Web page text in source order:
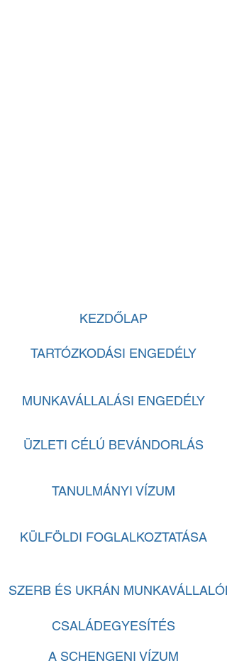
KEZDŐLAP
TARTÓZKODÁSI ENGEDÉLY
MUNKAVÁLLALÁSI ENGEDÉLY
ÜZLETI CÉLÚ BEVÁNDORLÁS
TANULMÁNYI VÍZUM
KÜLFÖLDI FOGLALKOZTATÁSA
SZERB ÉS UKRÁN MUNKAVÁLLALÓK
CSALÁDEGYESÍTÉS
A SCHENGENI VÍZUM